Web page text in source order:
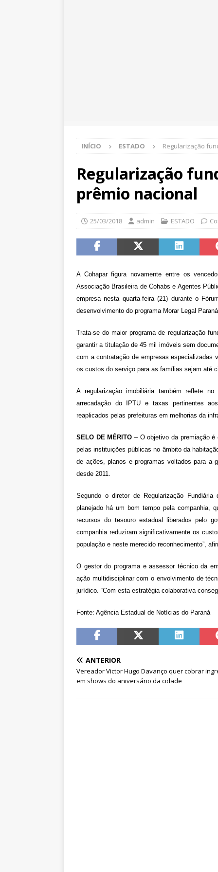
INÍCIO ESTADO Regularização
Regularização
prêmio nacional
25/03/2018 admin ESTADO
A Cohapar figura novamente entre os
Associação Brasileira de Cohabs e Agentes
empresa nesta quarta-feira (21) durante o
desenvolvimento do programa Morar Legal
Trata-se do maior programa de regularização
garantir a titulação de 45 mil imóveis sem
com a contratação de empresas
os custos do serviço para as famílias sejam até
A regularização imobiliária também reflete
arrecadação do IPTU e taxas pertinentes
reaplicados pelas prefeituras em melhorias da
SELO DE MÉRITO – O objetivo da premiação
pelas instituições públicas no âmbito da
de ações, planos e programas voltados para a
desde 2011.
Segundo o diretor de Regularização
planejado há um bom tempo pela companhia,
recursos do tesouro estadual liberados pelo
companhia reduziram significativamente os
população e neste merecido reconhecimento”,
O gestor do programa e assessor técnico da
ação multidisciplinar com o envolvimento de
jurídico. “Com esta estratégia colaborativa
Fonte: Agência Estadual de Notícias do Paraná
ANTERIOR
Vereador Victor Hugo Davanço quer cobrar
em shows do aniversário da cidade